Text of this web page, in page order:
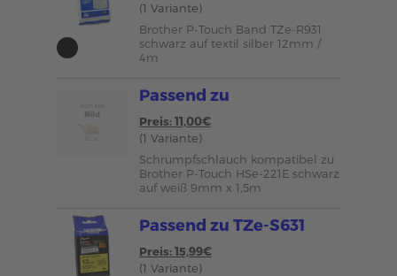
(1 Variante)
Brother P-Touch Band TZe-R931
schwarz auf textil silber 12mm /
4m
Passend zu
Preis: 11,00€
(1 Variante)
Schrumpfschlauch kompatibel zu
Brother P-Touch HSe-221E schwarz
auf weiß 9mm x 1,5m
Passend zu TZe-S631
Preis: 15,99€
(1 Variante)